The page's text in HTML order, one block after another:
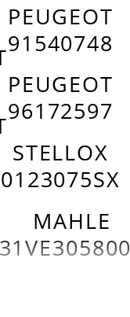
PEUGEOT
91540748
PEUGEOT
96172597
STELLOX
0123075SX
MAHLE